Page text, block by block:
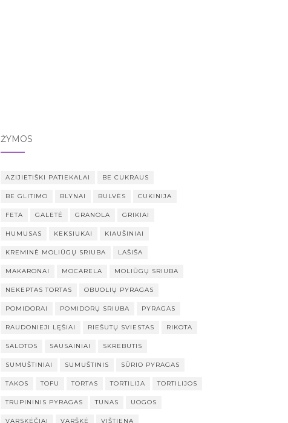
ŽYMOS
AZIJIETIŠKI PATIEKALAI BE CUKRAUS
BE GLITIMO BLYNAI BULVĖS CUKINIJA
FETA GALETĖ GRANOLA GRIKIAI
HUMUSAS KEKSIUKAI KIAUŠINIAI
KREMINĖ MOLIŪGŲ SRIUBA LAŠIŠA
MAKARONAI MOCARELA MOLIŪGŲ SRIUBA
NEKEPTAS TORTAS OBUOLIŲ PYRAGAS
POMIDORAI POMIDORŲ SRIUBA PYRAGAS
RAUDONIEJI LĘŠIAI RIEŠUTŲ SVIESTAS RIKOTA
SALOTOS SAUSAINIAI SKREBUTIS
SUMUŠTINIAI SUMUŠTINIS SŪRIO PYRAGAS
TAKOS TOFU TORTAS TORTILIJA TORTILIJOS
TRUPININIS PYRAGAS TUNAS UOGOS
VARSKĖČIAI VARŠKĖ VIŠTIENA